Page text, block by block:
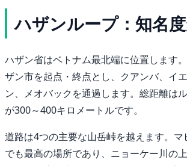
ハザンループ：知名
ハザン省はベトナム最北端に位置します
ザン市を起点・終点とし、クアンバ、イ
ン、メオバックを通過します。総距離は
が300～400キロメートルです。
道路は4つの主要な山岳峠を越えます。マ
でも最高の場所であり、ニョーケー川の